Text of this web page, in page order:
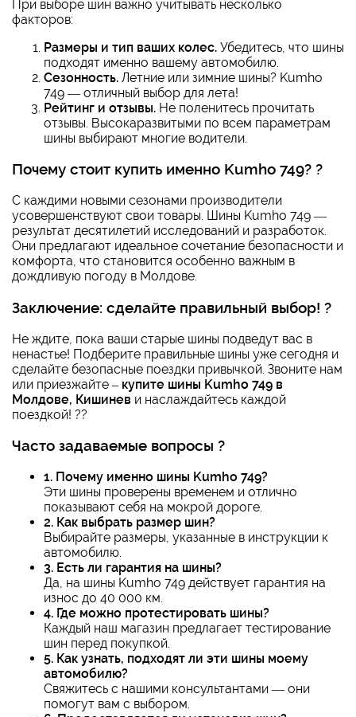
При выборе шин важно учитывать несколько
факторов:
Размеры и тип ваших колес. Убедитесь, что шины
подходят именно вашему автомобилю.
Сезонность. Летние или зимние шины? Kumho
749 — отличный выбор для лета!
Рейтинг и отзывы. Не поленитесь прочитать
отзывы. Высокаразвитыми по всем параметрам
шины выбирают многие водители.
Почему стоит купить именно Kumho 749? ?
С каждими новыми сезонами производители
усовершенствуют свои товары. Шины Kumho 749 —
результат десятилетий исследований и разработок.
Они предлагают идеальное сочетание безопасности и
комфорта, что становится особенно важным в
дождливую погоду в Молдове.
Заключение: сделайте правильный выбор! ?
Не ждите, пока ваши старые шины подведут вас в
ненастье! Подберите правильные шины уже сегодня и
сделайте безопасные поездки привычкой. Звоните нам
или приезжайте – купите шины Kumho 749 в
Молдове, Кишинев и наслаждайтесь каждой
поездкой! ??
Часто задаваемые вопросы ?
1. Почему именно шины Kumho 749?
Эти шины проверены временем и отлично
показывают себя на мокрой дороге.
2. Как выбрать размер шин?
Выбирайте размеры, указанные в инструкции к
автомобилю.
3. Есть ли гарантия на шины?
Да, на шины Kumho 749 действует гарантия на
износ до 40 000 км.
4. Где можно протестировать шины?
Каждый наш магазин предлагает тестирование
шин перед покупкой.
5. Как узнать, подходят ли эти шины моему
автомобилю?
Свяжитесь с нашими консультантами — они
помогут вам с выбором.